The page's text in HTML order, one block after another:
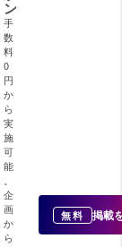
ン
手
数
料
0
円
か
ら
実
施
可
能
。
企
画
か
ら
無料 掲載